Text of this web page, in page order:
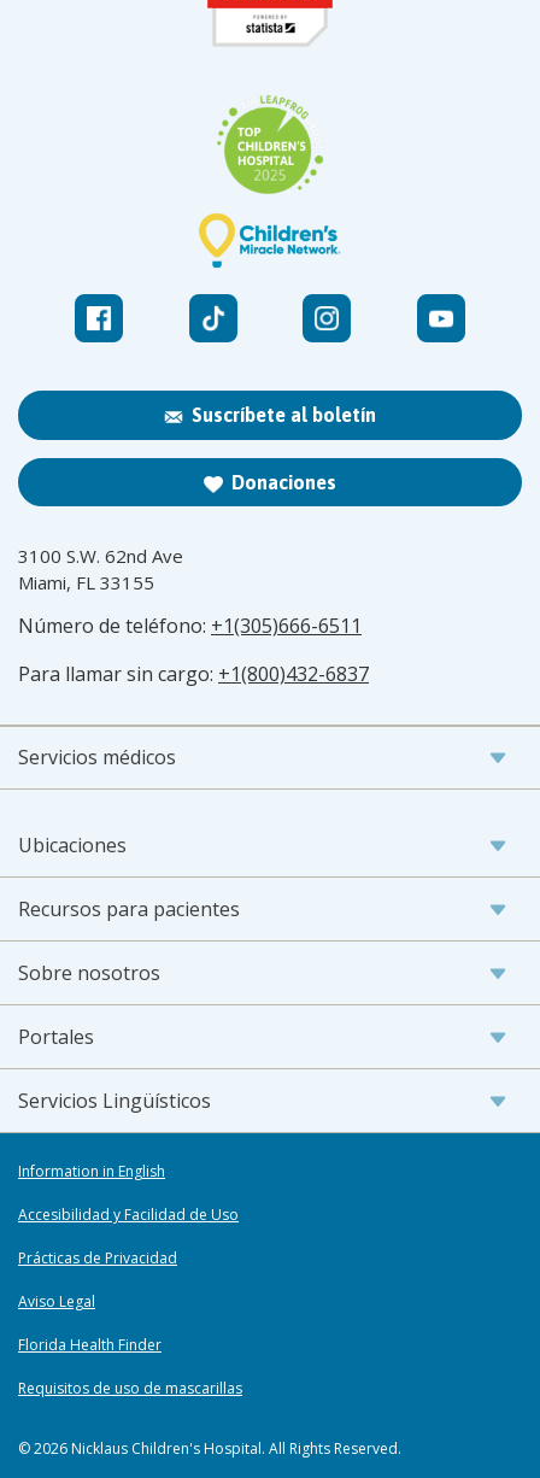
Suscríbete al boletín
Donaciones
3100 S.W. 62nd Ave
Miami, FL 33155
Número de teléfono: +1(305)666-6511
Para llamar sin cargo: +1(800)432-6837
Servicios médicos
Ubicaciones
Recursos para pacientes
Sobre nosotros
Portales
Servicios Lingüísticos
Information in English
Accesibilidad y Facilidad de Uso
Prácticas de Privacidad
Aviso Legal
Florida Health Finder
Requisitos de uso de mascarillas
© 2026 Nicklaus Children's Hospital. All Rights Reserved.